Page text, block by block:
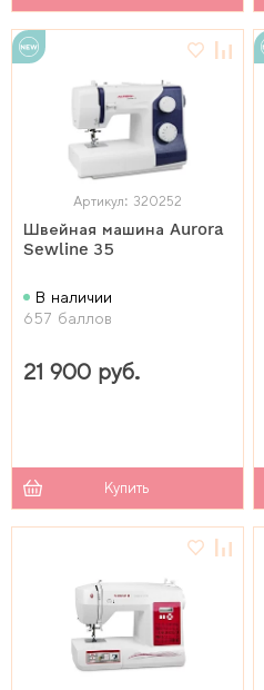
Артикул: 320252
Швейная машина Aurora
Sewline 35
В наличии
657 баллов
21 900 руб.
Купить